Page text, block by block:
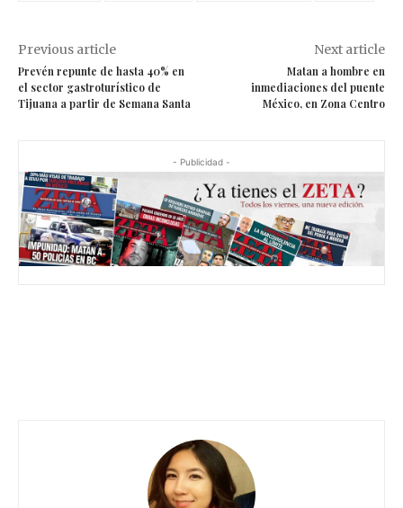
Previous article
Prevén repunte de hasta 40% en
el sector gastroturístico de
Tijuana a partir de Semana Santa
Next article
Matan a hombre en
inmediaciones del puente
México, en Zona Centro
- Publicidad -